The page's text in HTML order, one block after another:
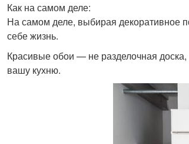
Как на самом деле:
На самом деле, выбирая декоративное
себе жизнь.
Красивые обои — не разделочная
вашу кухню.